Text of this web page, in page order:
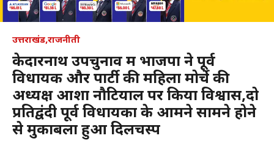
उत्तराखंड,राजनीती
केदारनाथ उपचुनाव में भाजपा ने पूर्व
विधायक और पार्टी की महिला मोर्चे की
अध्यक्ष आशा नौटियाल पर किया विश्वास,दो
प्रतिद्वंदी पूर्व विधायकों के आमने सामने होने
से मुकाबला हुआ दिलचस्प